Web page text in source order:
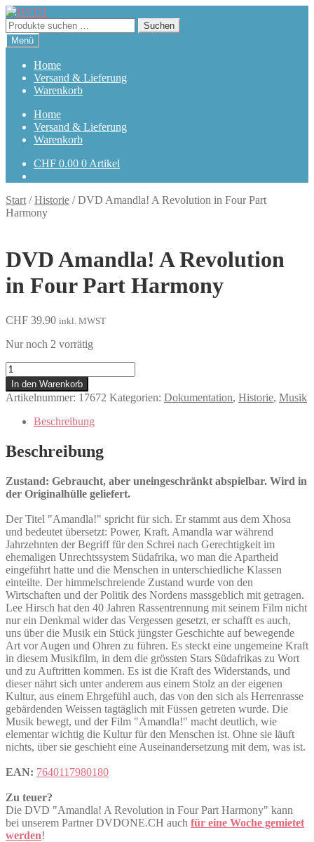
Zur
Navigation
springen
Zum
Inhalt
springen
Suchen
nach:
Suchen
Menü
Home
Versand & Lieferung
Warenkorb
Home
Versand & Lieferung
Warenkorb
CHF 0.00 0 Artikel
Start /Historie /DVD Amandla! A Revolution in Four Part
Harmony
DVD Amandla! A Revolution
in Four Part Harmony
CHF 39.90 inkl. MWST
Nur noch 2 vorrätig
Amandla!
A
Revolution
in
Four
Harmony
Menge
In den Warenkorb
Artikelnummer: 17672 Kategorien: Dokumentation, Historie, Musik
Beschreibung
Beschreibung
Zustand: Gebraucht, aber uneingeschränkt abspielbar. Wird in
der Originalhülle geliefert.
Der Titel "Amandla!" spricht für sich. Er stammt aus dem Xhosa
und bedeutet übersetzt: Power, Kraft. Amandla war während
Jahrzehnten der Begriff für den Schrei nach Gerechtigkeit im
ehemaligen Unrechtssystem Südafrika, wo man die Apartheid
eingeführt hatte und die Menschen in unterschiedliche Klassen
einteilte. Der himmelschreiende Zustand wurde von den
Wirtschaften und der Politik des Nordens massgeblich mit getragen.
Lee Hirsch hat den 40 Jahren Rassentrennung mit seinem Film nicht
nur ein Denkmal wider das Vergessen gesetzt, er schafft es auch,
uns über die Musik ein Stück jüngster Geschichte auf bewegende
Art vor Augen und Ohren zu führen. Es steckt eine ungemeine Kraft
in diesem Musikfilm, in dem die grössten Stars Südafrikas zu Wort
und zu Auftritten kommen. Es ist die Kraft des Widerstands, und
dieser nährt sich unter anderem aus einem Stolz an der eigenen
Kultur, aus einem Ehrgefühl auch, das von den sich als Herrenrasse
gebärdenden Weissen tagtäglich mit Füssen getreten wurde. Die
Musik bewegt, und der Film "Amandla!" macht deutlich, wie
elementar wichtig die Kultur für den Menschen ist. Ohne sie läuft
nichts, über sie geschieht eine Auseinandersetzung mit dem, was ist.
EAN: 7640117980180
Zu teuer?
Die DVD "Amandla! A Revolution in Four Part Harmony" kann
bei unserem Partner DVDONE.CH auch für eine Woche gemietet
werden!